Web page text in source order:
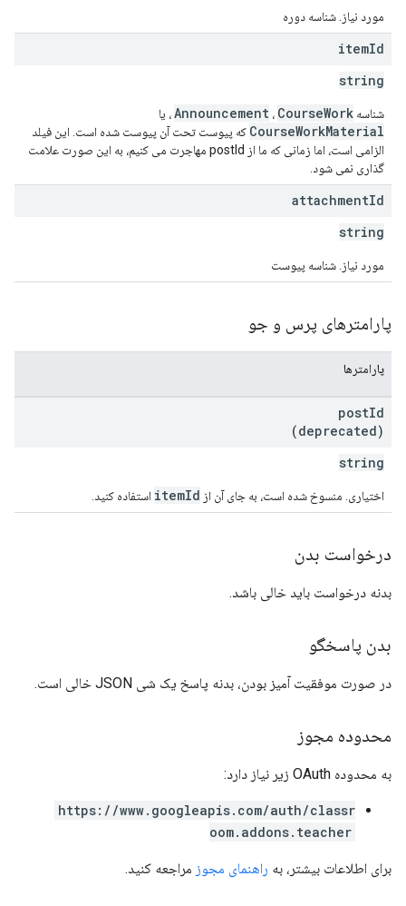
مورد نیاز. شناسه دوره
itemId
string
شناسه Announcement ، CourseWork ، یا
CourseWorkMaterial که پیوست تحت آن پیوست شده است. این فیلد
الزامی است، اما زمانی که ما از postId مهاجرت می کنیم، به این صورت علامت
گذاری نمی شود.
attachmentId
string
مورد نیاز. شناسه پیوست
پارامترهای پرس و جو
پارامترها
postId
(deprecated)
string
اختیاری. منسوخ شده است، به جای آن از itemId استفاده کنید.
درخواست بدن
بدنه درخواست باید خالی باشد.
بدن پاسخگو
در صورت موفقیت آمیز بودن، بدنه پاسخ یک شی JSON خالی است.
محدوده مجوز
به محدوده OAuth زیر نیاز دارد:
https://www.googleapis.com/auth/classr
oom.addons.teacher
برای اطلاعات بیشتر، به راهنمای مجوز مراجعه کنید.